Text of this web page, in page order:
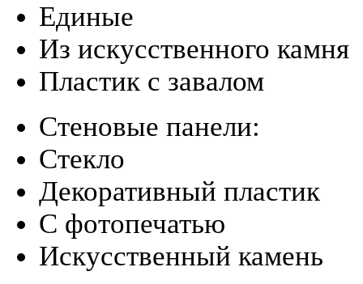
Единые
Из искусственного камня
Пластик с завалом
Стеновые панели:
Стекло
Декоративный пластик
С фотопечатью
Искусственный камень